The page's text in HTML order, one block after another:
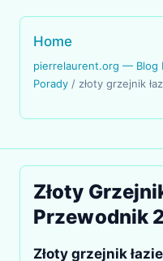
Home
pierrelaurent.org — Blog
Porady / złoty grzejnik
Złoty
Przewodnik
Złoty grzejnik